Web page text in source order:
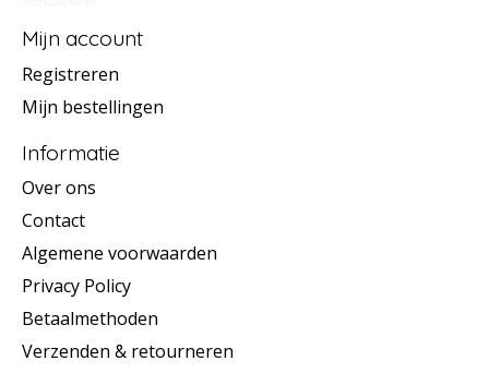
Mijn account
Registreren
Mijn bestellingen
Informatie
Over ons
Contact
Algemene voorwaarden
Privacy Policy
Betaalmethoden
Verzenden & retourneren